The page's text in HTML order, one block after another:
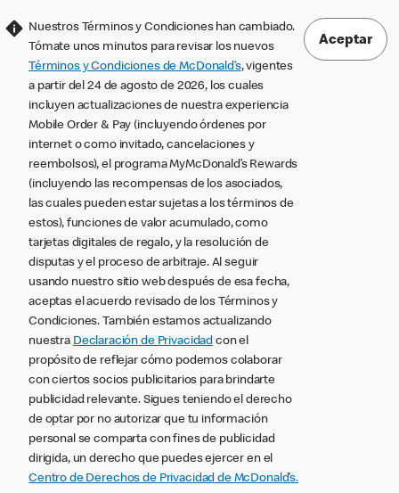
Nuestros Términos y Condiciones han cambiado.
Tómate unos minutos para revisar los nuevos
Términos y Condiciones de McDonald’s, vigentes
a partir del 24 de agosto de 2026, los cuales
incluyen actualizaciones de nuestra experiencia
Mobile Order & Pay (incluyendo órdenes por
internet o como invitado, cancelaciones y
reembolsos), el programa MyMcDonald’s Rewards
(incluyendo las recompensas de los asociados,
las cuales pueden estar sujetas a los términos de
estos), funciones de valor acumulado, como
tarjetas digitales de regalo, y la resolución de
disputas y el proceso de arbitraje. Al seguir
usando nuestro sitio web después de esa fecha,
aceptas el acuerdo revisado de los Términos y
Condiciones. También estamos actualizando
nuestra Declaración de Privacidad con el
propósito de reflejar cómo podemos colaborar
con ciertos socios publicitarios para brindarte
publicidad relevante. Sigues teniendo el derecho
de optar por no autorizar que tu información
personal se comparta con fines de publicidad
dirigida, un derecho que puedes ejercer en el
Centro de Derechos de Privacidad de McDonald’s.
Aceptar